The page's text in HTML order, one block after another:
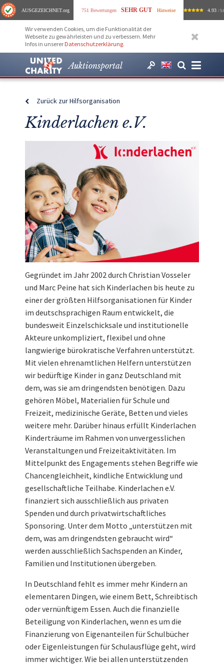
AUSGEZEICHNET.org 751 Bewertungen SEHR GUT Hinweise 4.93 /
Wir verwenden Cookies, um die Funktionalität der
Webseite zu gewährleisten und zu verbessern. Mehr
Infos in unserer Datenschutzerklärung.
Auktionsportal
Zurück zur Hilfsorganisation
Kinderlachen e.V.
Gegründet im Jahr 2002 durch Christian Vosseler
und Marc Peine hat sich Kinderlachen bis heute zu
einer der größten Hilfsorganisationen für Kinder
im deutschsprachigen Raum entwickelt, die
bundesweit Einzelschicksale und institutionelle
Akteure unkompliziert, flexibel und ohne
langwierige bürokratische Verfahren unterstützt.
Mit vielen ehrenamtlichen Helfern unterstützen
wir bedürftige Kinder in ganz Deutschland mit
dem, was sie am dringendsten benötigen. Dazu
gehören Möbel, Materialien für Schule und
Freizeit, medizinische Geräte, Betten und vieles
weitere mehr. Darüber hinaus erfüllt Kinderlachen
Kinderträume im Rahmen von unvergesslichen
Veranstaltungen und Freizeitaktivitäten. Im
Mittelpunkt des Engagements stehen Begriffe wie
Chancengleichheit, kindliche Entwicklung und
gesellschaftliche Teilhabe. Kinderlachen e.V.
finanziert sich ausschließlich aus privaten
Spenden und durch privatwirtschaftliches
Sponsoring. Unter dem Motto „unterstützen mit
dem, was am dringendsten gebraucht wird“
werden ausschließlich Sachspenden an Kinder,
Familien und Institutionen übergeben.
In Deutschland fehlt es immer mehr Kindern an
elementaren Dingen, wie einem Bett, Schreibtisch
oder vernünftigem Essen. Auch die finanzielle
Beteiligung von Kinderlachen, wenn es um die
Finanzierung von Eigenanteilen für Schulbücher
oder Eigenleistungen für Schulausflüge geht, wird
immer wichtiger. Wie bei allen unterstützenden